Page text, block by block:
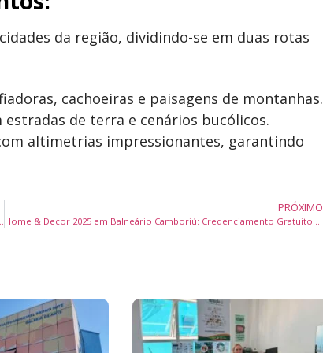
da região, dividindo-se em duas rotas
cachoeiras e paisagens de montanhas.
de terra e cenários bucólicos.
altimetrias impressionantes, garantindo
PRÓXIMO